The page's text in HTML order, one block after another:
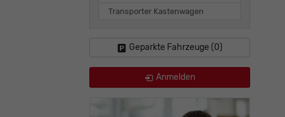
Transporter Kastenwagen
Geparkte Fahrzeuge (0)
Anmelden